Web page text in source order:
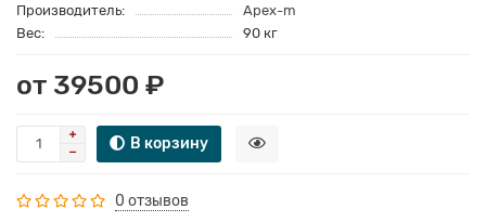
Производитель:
Apex-m
Вес:
90 кг
от 39500 ₽
В корзину
0 отзывов